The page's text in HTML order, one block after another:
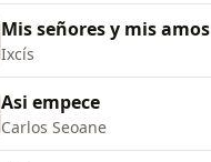
Mis señores y mis amos
Ixcís
Asi empece
Carlos Seoane